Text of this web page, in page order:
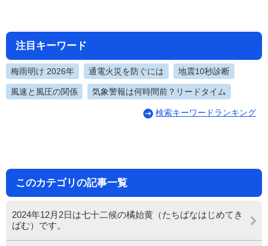
注目キーワード
梅雨明け 2026年 通電火災を防ぐには 地震10秒診断
風速と風圧の関係 気象警報は何時間前？リードタイム
検索キーワードランキング
このカテゴリの記事一覧
2024年12月2日は七十二候の橘始黄（たちばなはじめてき
ばむ）です。